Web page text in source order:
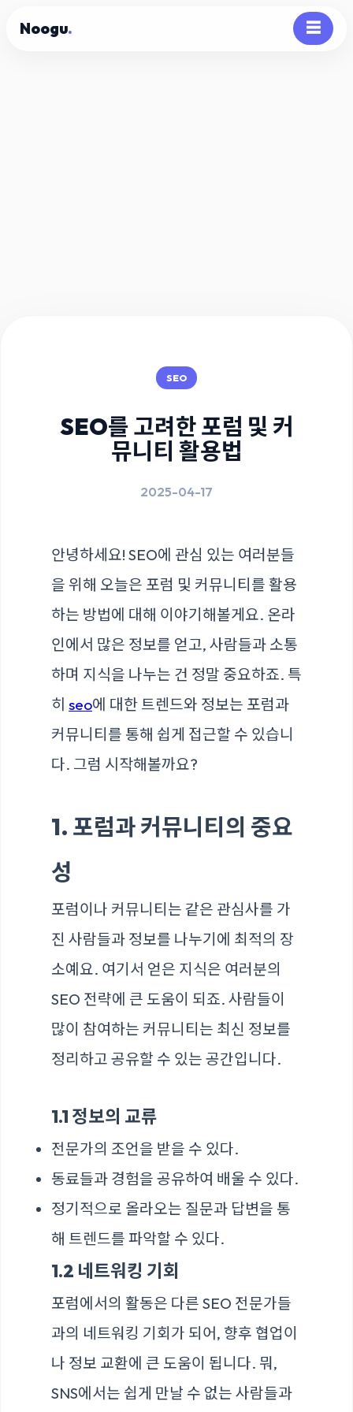
Noogu. ☰
SEO
SEO를 고려한 포럼 및 커
뮤니티 활용법
2025-04-17
안녕하세요! SEO에 관심 있는 여러분들
을 위해 오늘은 포럼 및 커뮤니티를 활용
하는 방법에 대해 이야기해볼게요. 온라
인에서 많은 정보를 얻고, 사람들과 소통
하며 지식을 나누는 건 정말 중요하죠. 특
히 seo에 대한 트렌드와 정보는 포럼과
커뮤니티를 통해 쉽게 접근할 수 있습니
다. 그럼 시작해볼까요?
1. 포럼과 커뮤니티의 중요
성
포럼이나 커뮤니티는 같은 관심사를 가
진 사람들과 정보를 나누기에 최적의 장
소예요. 여기서 얻은 지식은 여러분의
SEO 전략에 큰 도움이 되죠. 사람들이
많이 참여하는 커뮤니티는 최신 정보를
정리하고 공유할 수 있는 공간입니다.
1.1 정보의 교류
전문가의 조언을 받을 수 있다.
동료들과 경험을 공유하여 배울 수 있다.
정기적으로 올라오는 질문과 답변을 통
해 트렌드를 파악할 수 있다.
1.2 네트워킹 기회
포럼에서의 활동은 다른 SEO 전문가들
과의 네트워킹 기회가 되어, 향후 협업이
나 정보 교환에 큰 도움이 됩니다. 뭐,
SNS에서는 쉽게 만날 수 없는 사람들과